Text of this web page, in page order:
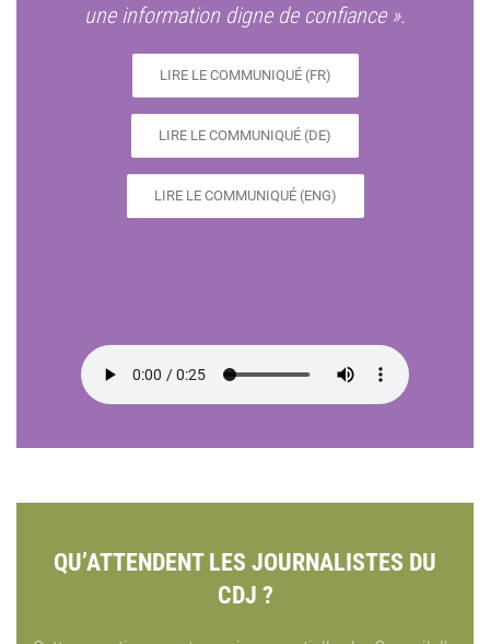
une information digne de confiance ».
LIRE LE COMMUNIQUÉ (FR)
LIRE LE COMMUNIQUÉ (DE)
LIRE LE COMMUNIQUÉ (ENG)
QU’ATTENDENT LES JOURNALISTES DU
CDJ ?